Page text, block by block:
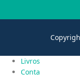
Livros
Conta